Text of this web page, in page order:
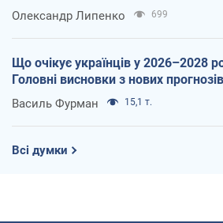
Олександр Липенко 699
Що очікує українців у 2026–2028
Головні висновки з нових
Василь Фурман 15,1 т.
Всі думки